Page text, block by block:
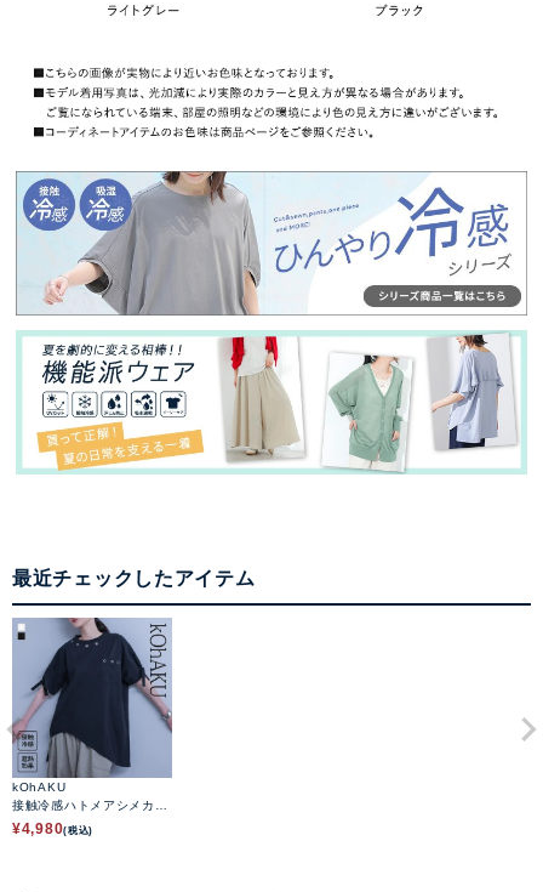
最近チェックしたアイテム
kOhAKU
接触冷感ハトメアシメカッ
トソー
¥4,980(税込)